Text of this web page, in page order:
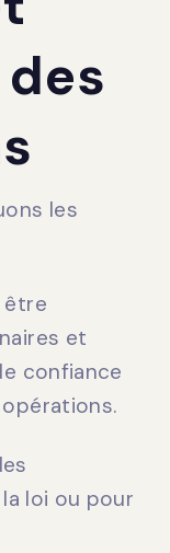
les
être
et
confiance
loi ou pour